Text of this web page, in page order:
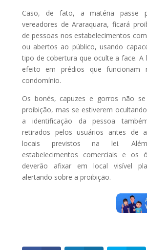
Caso, de fato, a matéria passe
vereadores de Araraquara, ficará
de pessoas nos estabelecimentos
ou abertos ao público, usando
tipo de cobertura que oculte a face. A
efeito em prédios que funcionam
condomínio.
Os bonés, capuzes e gorros não
proibição, mas se estiverem
a identificação da pessoa
retirados pelos usuários antes de
locais previstos na lei.
estabelecimentos comerciais e os
deverão afixar em local visível
alertando sobre a proibição.